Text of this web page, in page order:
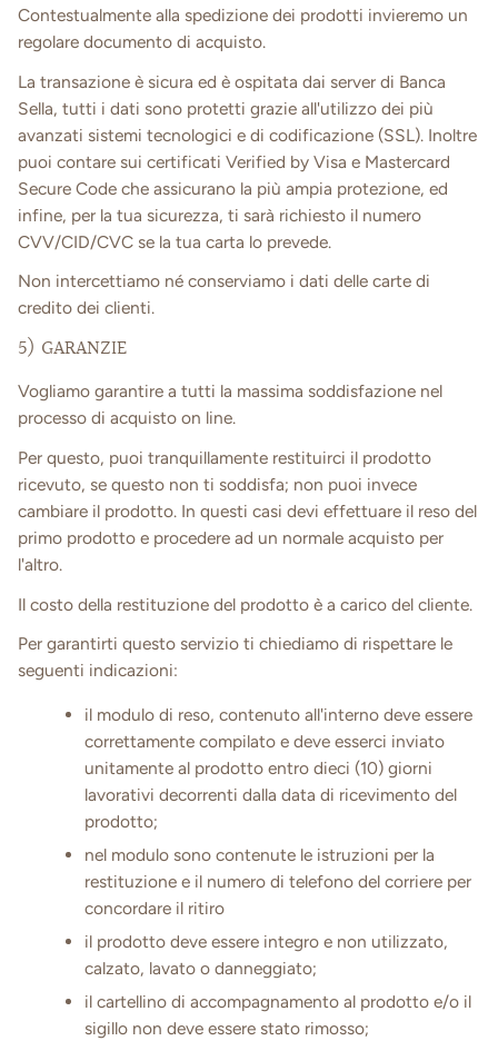
Contestualmente alla spedizione dei prodotti invieremo un
regolare documento di acquisto.
La transazione è sicura ed è ospitata dai server di Banca
Sella, tutti i dati sono protetti grazie all'utilizzo dei più
avanzati sistemi tecnologici e di codificazione (SSL). Inoltre
puoi contare sui certificati Verified by Visa e Mastercard
Secure Code che assicurano la più ampia protezione, ed
infine, per la tua sicurezza, ti sarà richiesto il numero
CVV/CID/CVC se la tua carta lo prevede.
Non intercettiamo né conserviamo i dati delle carte di
credito dei clienti.
5) GARANZIE
Vogliamo garantire a tutti la massima soddisfazione nel
processo di acquisto on line.
Per questo, puoi tranquillamente restituirci il prodotto
ricevuto, se questo non ti soddisfa; non puoi invece
cambiare il prodotto. In questi casi devi effettuare il reso del
primo prodotto e procedere ad un normale acquisto per
l'altro.
Il costo della restituzione del prodotto è a carico del cliente.
Per garantirti questo servizio ti chiediamo di rispettare le
seguenti indicazioni:
il modulo di reso, contenuto all'interno deve essere
correttamente compilato e deve esserci inviato
unitamente al prodotto entro dieci (10) giorni
lavorativi decorrenti dalla data di ricevimento del
prodotto;
nel modulo sono contenute le istruzioni per la
restituzione e il numero di telefono del corriere per
concordare il ritiro
il prodotto deve essere integro e non utilizzato,
calzato, lavato o danneggiato;
il cartellino di accompagnamento al prodotto e/o il
sigillo non deve essere stato rimosso;